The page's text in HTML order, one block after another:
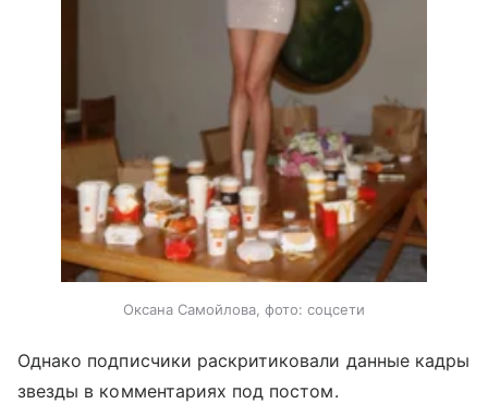
Оксана Самойлова, фото: соцсети
Однако подписчики раскритиковали данные кадры
звезды в комментариях под постом.